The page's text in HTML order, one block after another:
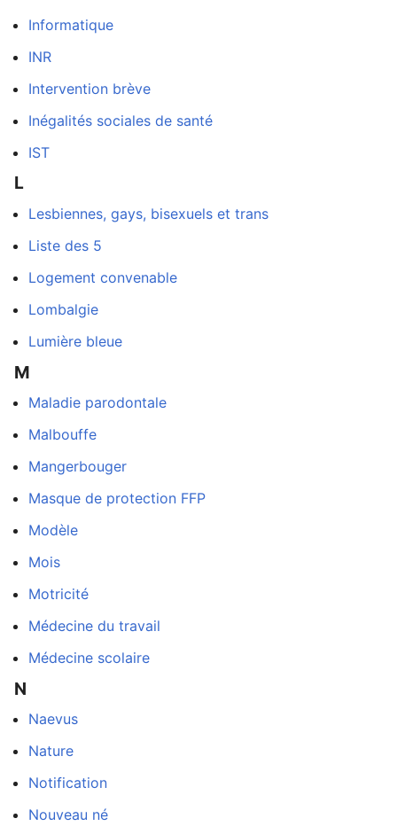
Informatique
INR
Intervention brève
Inégalités sociales de santé
IST
L
Lesbiennes, gays, bisexuels et trans
Liste des 5
Logement convenable
Lombalgie
Lumière bleue
M
Maladie parodontale
Malbouffe
Mangerbouger
Masque de protection FFP
Modèle
Mois
Motricité
Médecine du travail
Médecine scolaire
N
Naevus
Nature
Notification
Nouveau né